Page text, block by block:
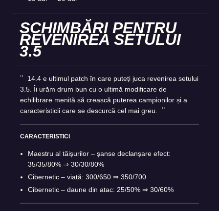
SCHIMBĂRI PENTRU
REVENIREA SETULUI
3.5
14.4 e ultimul patch în care puteți juca revenirea setului
3.5. Îi urăm drum bun cu o ultimă modificare de
echilibrare menită să crească puterea campionilor și a
caracteristicii care se descurcă cel mai greu.
CARACTERISTICI
Maestru al tăișurilor – șanse declanșare efect:
35/35/80% ⇒ 30/30/80%
Cibernetic – viață: 300/650 ⇒ 350/700
Cibernetic – daune din atac: 25/50% ⇒ 30/60%